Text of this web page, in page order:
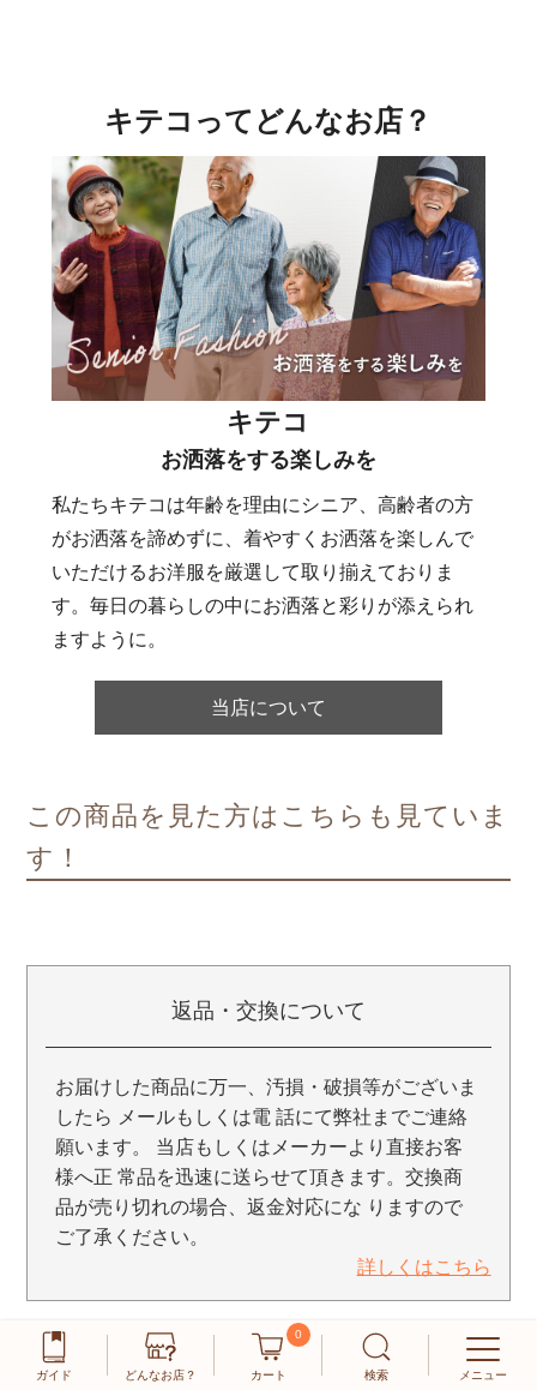
キテコってどんなお店？
キテコ
お洒落をする楽しみを
私たちキテコは年齢を理由にシニア、高齢者の方
がお洒落を諦めずに、着やすくお洒落を楽しんで
いただけるお洋服を厳選して取り揃えておりま
す。毎日の暮らしの中にお洒落と彩りが添えられ
ますように。
当店について
この商品を見た方はこちらも見ていま
す！
返品・交換について
お届けした商品に万一、汚損・破損等がございま
したら メールもしくは電 話にて弊社までご連絡
願います。 当店もしくはメーカーより直接お客
様へ正 常品を迅速に送らせて頂きます。交換商
品が売り切れの場合、返金対応にな りますので
ご了承ください。
詳しくはこちら
ガイド どんなお店？ カート
0
検索 メニュー